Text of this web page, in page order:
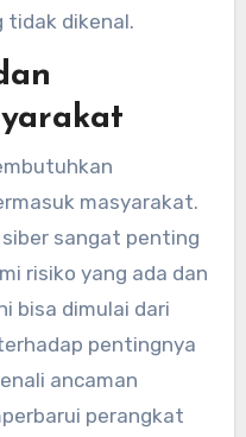
tidak dikenal.
masyarakat.
sangat penting
risiko yang ada dan
bisa dimulai dari
pentingnya
ancaman
perangkat